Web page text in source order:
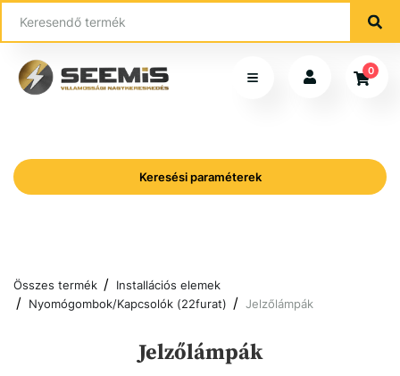
0
Keresési paraméterek
Összes termék
Installációs elemek
Nyomógombok/Kapcsolók (22furat)
Jelzőlámpák
Jelzőlámpák